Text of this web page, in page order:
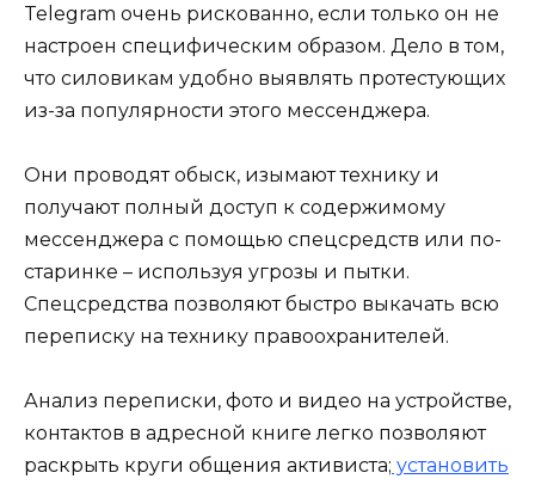
Telegram очень рискованно, если только он не
настроен специфическим образом. Дело в том,
что силовикам удобно выявлять протестующих
из-за популярности этого мессенджера.
Они проводят обыск, изымают технику и
получают полный доступ к содержимому
мессенджера с помощью спецсредств или по-
старинке – используя угрозы и пытки.
Спецсредства позволяют быстро выкачать всю
переписку на технику правоохранителей.
Анализ переписки, фото и видео на устройстве,
контактов в адресной книге легко позволяют
раскрыть круги общения активиста; установить